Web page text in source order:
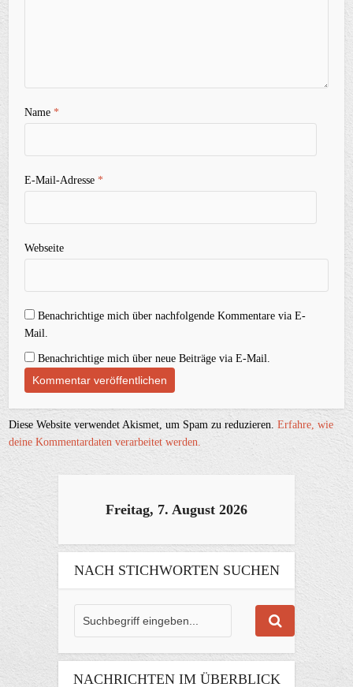
Name*
E-Mail-Adresse*
Webseite
Benachrichtige mich über nachfolgende Kommentare via E-
Mail.
Benachrichtige mich über neue Beiträge via E-Mail.
Diese Website verwendet Akismet, um Spam zu reduzieren.Erfahre, wie
deine Kommentardaten verarbeitet werden.
Freitag, 7. August 2026
NACH STICHWORTEN SUCHEN
NACHRICHTEN IM ÜBERBLICK